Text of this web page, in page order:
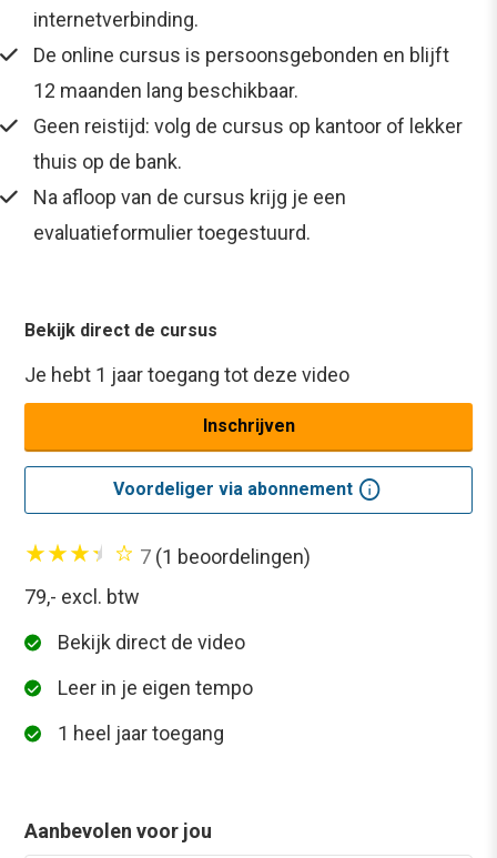
internetverbinding.
De online cursus is persoonsgebonden en blijft
12 maanden lang beschikbaar.
Geen reistijd: volg de cursus op kantoor of lekker
thuis op de bank.
Na afloop van de cursus krijg je een
evaluatieformulier toegestuurd.
Bekijk direct de cursus
Je hebt 1 jaar toegang tot deze video
Inschrijven
Voordeliger via abonnement info
7 (1 beoordelingen)
79,- excl. btw
Bekijk direct de video
Leer in je eigen tempo
1 heel jaar toegang
Aanbevolen voor jou